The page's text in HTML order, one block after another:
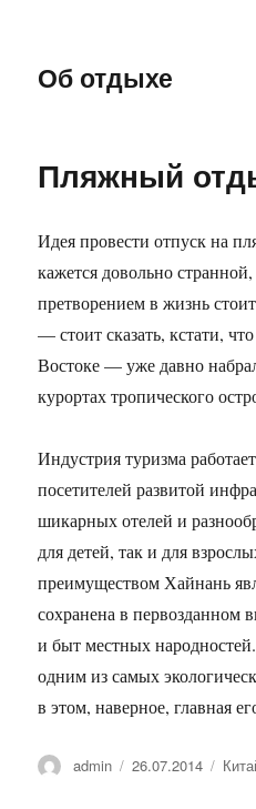
Об отдыхе
Пляжный
Идея провести отпуск на
кажется довольно
претворением в жизнь
— стоит сказать, кстати,
Востоке — уже давно
курортах тропического
Индустрия туризма
посетителей развитой
шикарных отелей и
для детей, так и для
преимуществом Хайнань
сохранена в первозданном
и быт местных
одним из самых
в этом, наверное, главная
Автор
admin Опубликовано
26.07.2014